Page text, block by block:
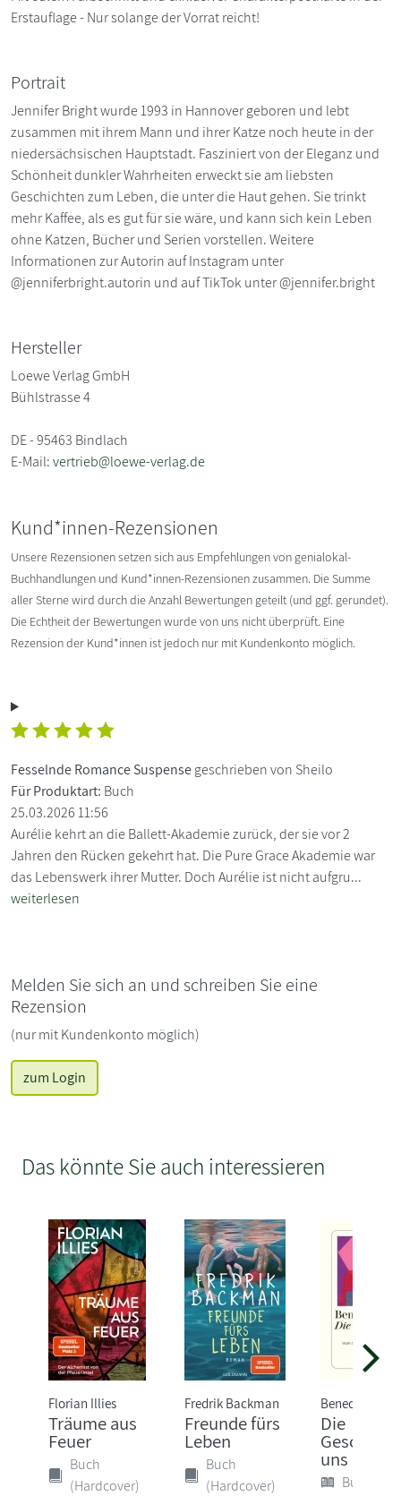
Erstauflage - Nur solange der Vorrat reicht!
Portrait
Jennifer Bright wurde 1993 in Hannover geboren und lebt
zusammen mit ihrem Mann und ihrer Katze noch heute in der
niedersächsischen Hauptstadt. Fasziniert von der Eleganz und
Schönheit dunkler Wahrheiten erweckt sie am liebsten
Geschichten zum Leben, die unter die Haut gehen. Sie trinkt
mehr Kaffee, als es gut für sie wäre, und kann sich kein Leben
ohne Katzen, Bücher und Serien vorstellen. Weitere
Informationen zur Autorin auf Instagram unter
@jenniferbright.autorin und auf TikTok unter @jennifer.bright
Hersteller
Loewe Verlag GmbH
Bühlstrasse 4
DE - 95463 Bindlach
E-Mail:vertrieb@loewe-verlag.de
Kund*innen-Rezensionen
Unsere Rezensionen setzen sich aus Empfehlungen von genialokal-
Buchhandlungen und Kund*innen-Rezensionen zusammen. Die Summe
aller Sterne wird durch die Anzahl Bewertungen geteilt (und ggf. gerundet).
Die Echtheit der Bewertungen wurde von uns nicht überprüft. Eine
Rezension der Kund*innen ist jedoch nur mit Kundenkonto möglich.
Fesselnde Romance Suspensegeschrieben von Sheilo
Für Produktart: Buch
25.03.2026 11:56
Aurélie kehrt an die Ballett-Akademie zurück, der sie vor 2
Jahren den Rücken gekehrt hat. Die Pure Grace Akademie war
das Lebenswerk ihrer Mutter. Doch Aurélie ist nicht aufgru...
weiterlesen
Melden Sie sich an und schreiben Sie eine
Rezension
(nur mit Kundenkonto möglich)
zum Login
Das könnte Sie auch interessieren
Florian Illies
Träume aus
Feuer
Buch
(Hardcover)
Fredrik Backman
Freunde fürs
Leben
Buch
(Hardcover)
Benedict Wells
Die
uns
Buch